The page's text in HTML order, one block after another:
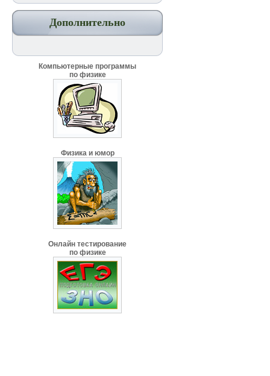
Дополнительно
Компьютерные программы
по физике
Физика и юмор
Онлайн тестирование
по физике